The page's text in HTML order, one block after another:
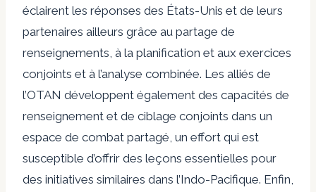
éclairent les réponses des États-Unis et de leurs
partenaires ailleurs grâce au partage de
renseignements, à la planification et aux exercices
conjoints et à l’analyse combinée. Les alliés de
l’OTAN développent également des capacités de
renseignement et de ciblage conjoints dans un
espace de combat partagé, un effort qui est
susceptible d’offrir des leçons essentielles pour
des initiatives similaires dans l’Indo-Pacifique. Enfin,